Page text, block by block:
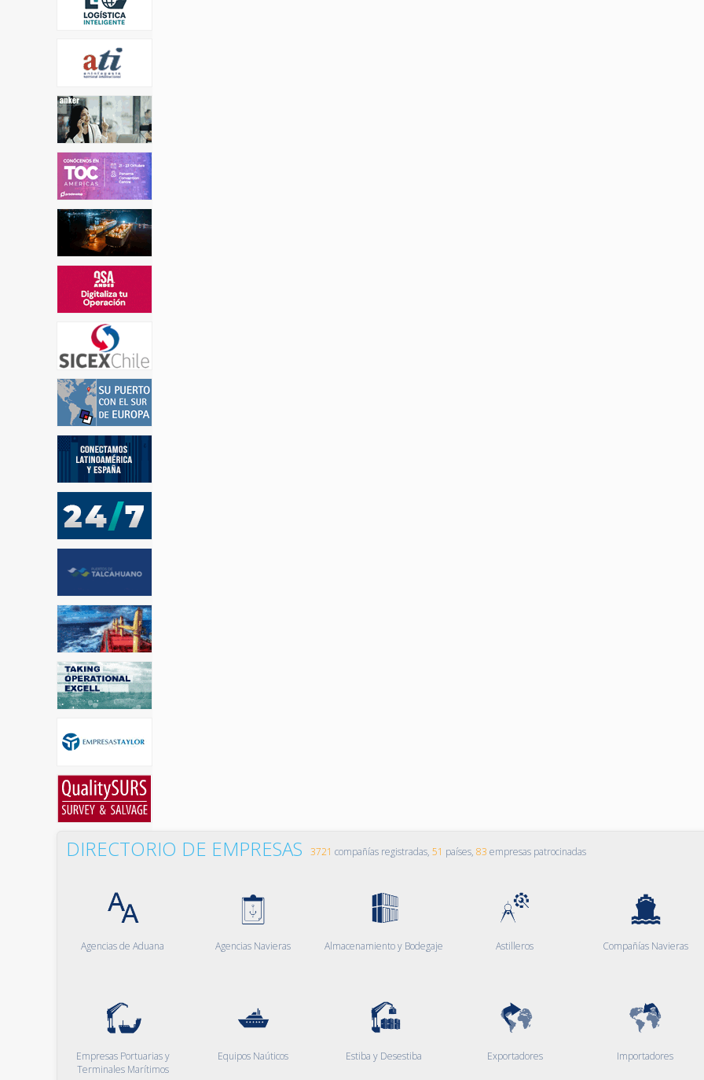
DIRECTORIO DE EMPRESAS 3721 compañías registradas, 51 países, 83 empresas patrocinadas
Agencias de Aduana Agencias Navieras Almacenamiento y Bodegaje Astilleros Compañías Navieras
Empresas Portuarias y
Terminales Marítimos
Equipos Naúticos Estiba y Desestiba Exportadores Importadores